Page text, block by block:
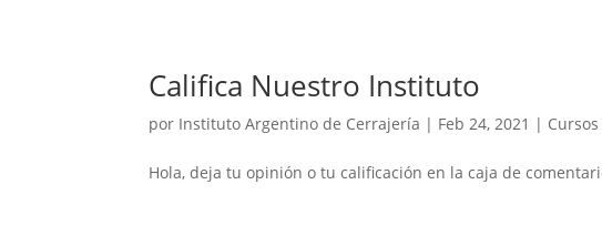
Califica Nuestro Instituto
por Instituto Argentino de Cerrajería | Feb 24, 2021 | Cursos
Hola, deja tu opinión o tu calificación en la caja de